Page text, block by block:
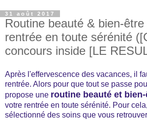
31 août 2017
Routine beauté & bien-
rentrée en toute sérénité
concours inside [LE
Après l'effervescence des vacances, il
rentrée. Alors pour que tout se passe
propose une routine beauté et
votre rentrée en toute sérénité. Pour
sélectionné des soins que vous